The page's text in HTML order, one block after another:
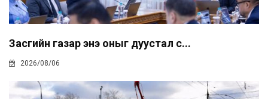
Засгийн газар энэ оныг дуустал с...
2026/08/06